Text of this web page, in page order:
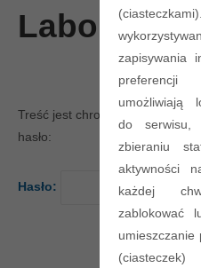
zapisywania
preferencji
umożliwiają
do serwisu,
zbieraniu
aktywności
każdej
zablokować
umieszczanie
Treść jest chroniona hasłem.
hasło:
Hasło: